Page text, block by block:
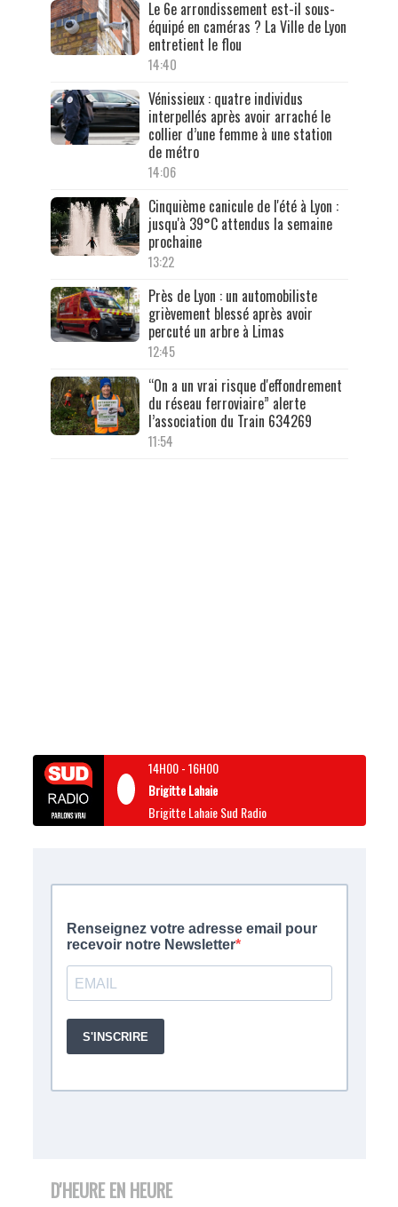
Le 6e arrondissement est-il sous-
équipé en caméras ? La Ville de Lyon
entretient le flou
14:40
Vénissieux : quatre individus
interpellés après avoir arraché le
collier d’une femme à une station
de métro
14:06
Cinquième canicule de l'été à Lyon :
jusqu'à 39°C attendus la semaine
prochaine
13:22
Près de Lyon : un automobiliste
grièvement blessé après avoir
percuté un arbre à Limas
12:45
“On a un vrai risque d'effondrement
du réseau ferroviaire” alerte
l’association du Train 634269
11:54
14H00-16H00
Brigitte Lahaie
Brigitte Lahaie Sud Radio
D'HEURE EN HEURE